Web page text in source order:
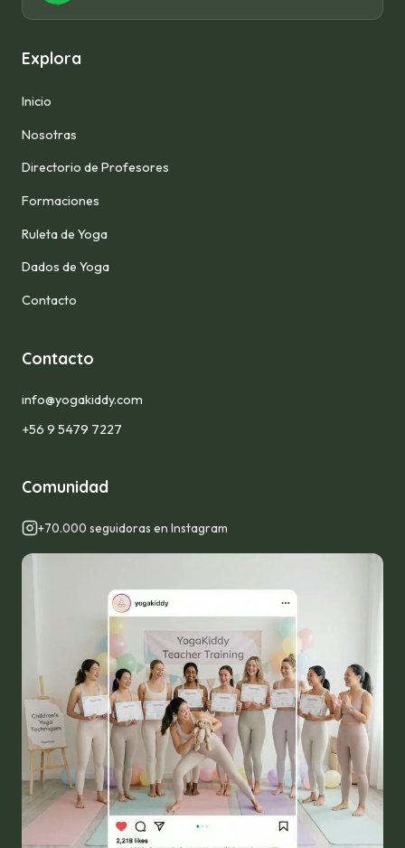
Explora
Inicio
Nosotras
Directorio de Profesores
Formaciones
Ruleta de Yoga
Dados de Yoga
Contacto
Contacto
info@yogakiddy.com
+56 9 5479 7227
Comunidad
+70.000 seguidoras en Instagram